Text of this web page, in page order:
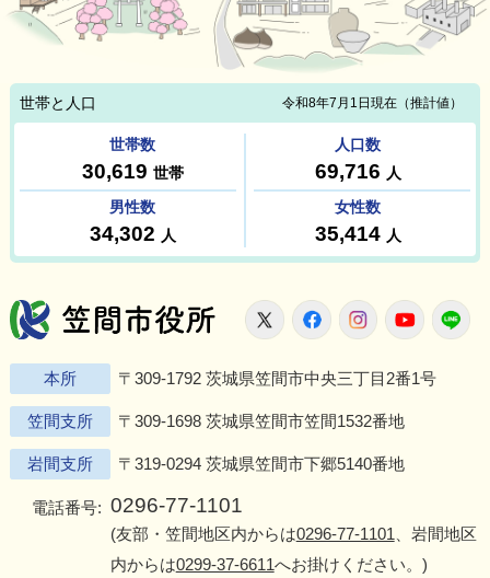
笠間市役所
X FacebookInstagram
本所 〒309-1792 茨城県笠間市中央三丁目2番1号
笠間支所 〒309-1698 茨城県笠間市笠間1532番地
岩間支所 〒319-0294 茨城県笠間市下郷5140番地
電話番号: 0296-77-1101
(友部・笠間地区内からは0296-77-1101 、岩間地区
内からは0299-37-6611へお掛けください。)